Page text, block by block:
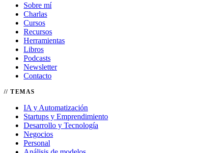
Sobre mí
Charlas
Cursos
Recursos
Herramientas
Libros
Podcasts
Newsletter
Contacto
TEMAS
IA y Automatización
Startups y Emprendimiento
Desarrollo y Tecnología
Negocios
Personal